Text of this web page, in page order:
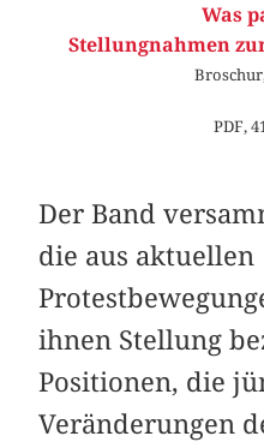
Was
Stellungnahmen
PDF,
Der Band
die aus ­aktuellen
ihnen Stellung
Positionen, die
Veränderungen